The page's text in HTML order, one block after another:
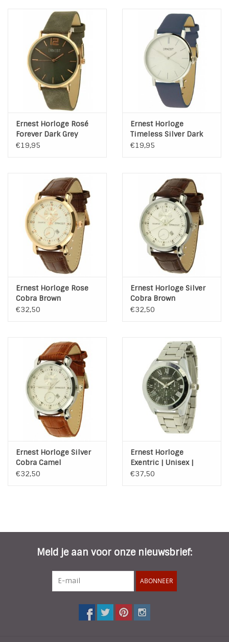
Ernest Horloge Rosé
Forever Dark Grey
€19,95
Ernest Horloge
Timeless Silver Dark
Blue
€19,95
Ernest Horloge Rose
Cobra Brown
€32,50
Ernest Horloge Silver
Cobra Brown
€32,50
Ernest Horloge Silver
Cobra Camel
€32,50
Ernest Horloge
Exentric | Unisex |
Zilver | Zwart
€37,50
Meld je aan voor onze nieuwsbrief:
ABONNEER